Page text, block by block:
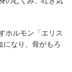
ホルモン「エリス
になり、骨がもろ